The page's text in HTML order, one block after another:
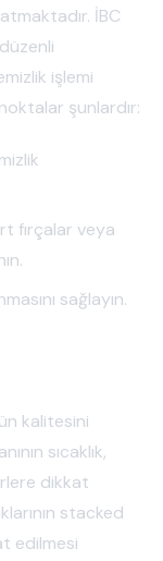
İBC
işlemi
şunlardır:
fırçalar veya
sağlayın.
kalitesini
sıcaklık,
dikkat
stacked
edilmesi